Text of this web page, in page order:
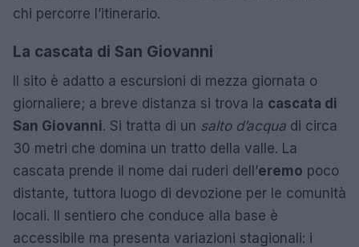
chi percorre l’itinerario.
La cascata di San Giovanni
Il sito è adatto a escursioni di mezza giornata o
giornaliere; a breve distanza si trova la cascata di
San Giovanni. Si tratta di un salto d’acqua di circa
30 metri che domina un tratto della valle. La
cascata prende il nome dai ruderi dell’eremo poco
distante, tuttora luogo di devozione per le comunità
locali. Il sentiero che conduce alla base è
accessibile ma presenta variazioni stagionali: i